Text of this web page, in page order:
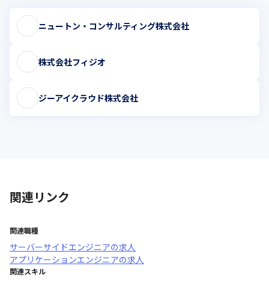
ニュートン・コンサルティング株式会社
株式会社フィジオ
ジーアイクラウド株式会社
関連リンク
関連職種
サーバーサイドエンジニアの求人
アプリケーションエンジニアの求人
関連スキル